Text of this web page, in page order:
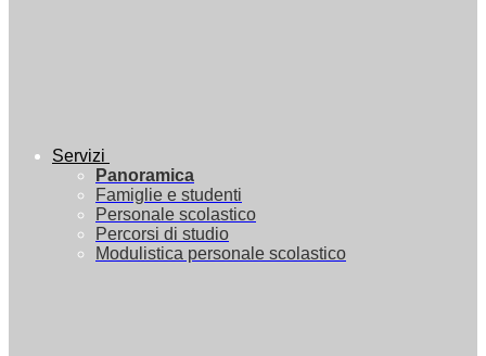
Servizi
Panoramica
Famiglie e studenti
Personale scolastico
Percorsi di studio
Modulistica personale scolastico